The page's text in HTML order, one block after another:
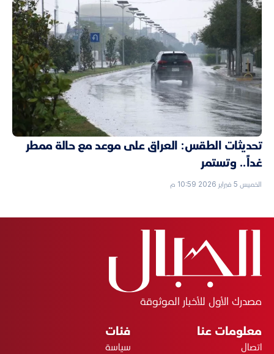
تحديثات الطقس: العراق على موعد مع حالة ممطر
غداً.. وتستمر
الخميس 5 فبراير 2026 10:59 م
مصدرك الأول للأخبار الموثوقة
معلومات عنا
اتصال
فئات
سياسة